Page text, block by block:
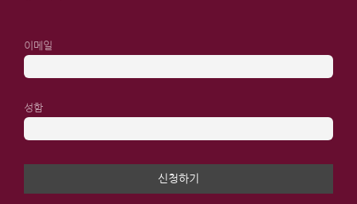
이메일
성함